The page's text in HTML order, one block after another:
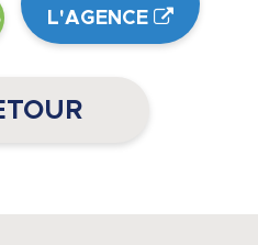
L'AGENCE